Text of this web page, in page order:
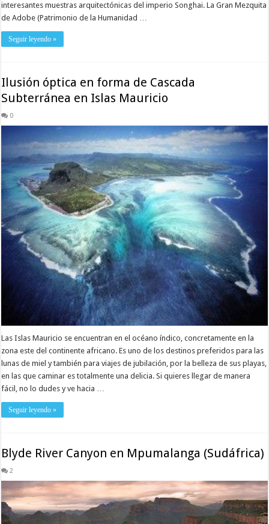
interesantes muestras arquitectónicas del imperio Songhai. La Gran Mezquita
de Adobe (Patrimonio de la Humanidad …
Seguir leyendo »
Ilusión óptica en forma de Cascada
Subterránea en Islas Mauricio
0
Las Islas Mauricio se encuentran en el océano índico, concretamente en la
zona este del continente africano. Es uno de los destinos preferidos para las
lunas de miel y también para viajes de jubilación, por la belleza de sus playas,
en las que caminar es totalmente una delicia. Si quieres llegar de manera
fácil, no lo dudes y ve hacia …
Seguir leyendo »
Blyde River Canyon en Mpumalanga (Sudáfrica)
2